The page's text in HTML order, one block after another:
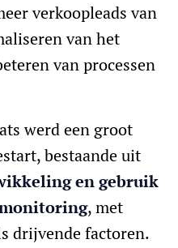
verkoopleads van
van het
van processen
werd een groot
bestaande uit
en gebruik
, met
drijvende factoren.